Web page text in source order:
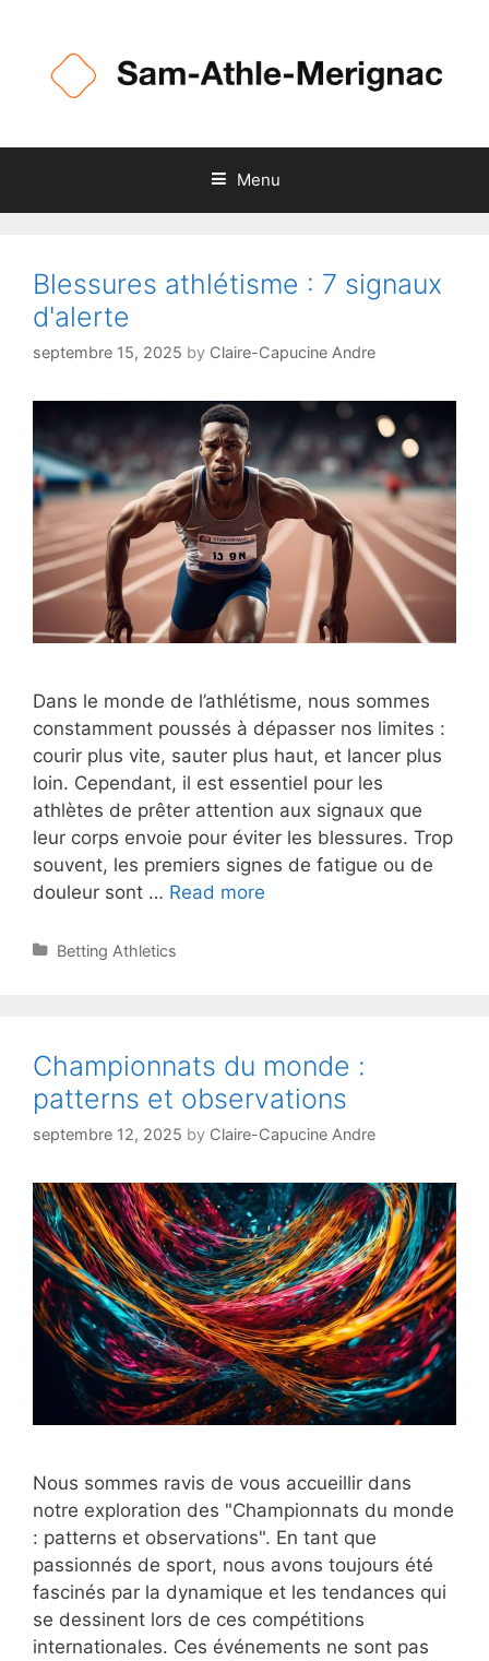
content
Menu
Blessures athlétisme : 7 signaux
d'alerte
septembre 15, 2025 by Claire-Capucine Andre
Dans le monde de l’athlétisme, nous sommes
constamment poussés à dépasser nos limites :
courir plus vite, sauter plus haut, et lancer plus
loin. Cependant, il est essentiel pour les
athlètes de prêter attention aux signaux que
leur corps envoie pour éviter les blessures. Trop
souvent, les premiers signes de fatigue ou de
douleur sont … Read more
Categories
Betting Athletics
Championnats du monde :
patterns et observations
septembre 12, 2025 by Claire-Capucine Andre
Nous sommes ravis de vous accueillir dans
notre exploration des "Championnats du monde
: patterns et observations". En tant que
passionnés de sport, nous avons toujours été
fascinés par la dynamique et les tendances qui
se dessinent lors de ces compétitions
internationales. Ces événements ne sont pas